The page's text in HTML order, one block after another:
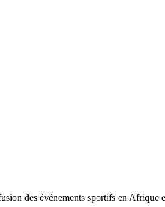
des événements sportifs en Afrique